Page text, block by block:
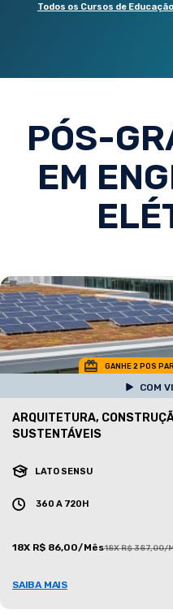
Todos os Cursos de Educação
PÓS-
EM
GANHE 2 POS
COM
ARQUITETURA,
SUSTENTÁVEIS
LATO SENSU
360 A 720H
18X R$ 86,00/Mês18X R$ 387,00/
SAIBA MAIS